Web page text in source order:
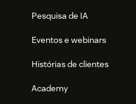
Pesquisa de IA
Eventos e webinars
Histórias de clientes
Academy